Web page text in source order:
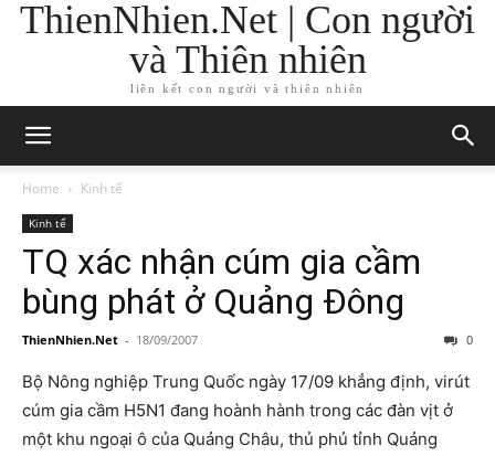
ThienNhien.Net | Con người
và Thiên nhiên
liên kết con người và thiên nhiên
Home Kinh tế
Kinh tế
TQ xác nhận cúm gia cầm
bùng phát ở Quảng Đông
ThienNhien.Net - 18/09/2007 0
Bộ Nông nghiệp Trung Quốc ngày 17/09 khẳng định, virút
cúm gia cầm H5N1 đang hoành hành trong các đàn vịt ở
một khu ngoại ô của Quảng Châu, thủ phủ tỉnh Quảng